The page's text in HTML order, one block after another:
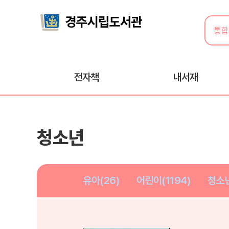
전자책 내서재
청소년
유아(26) 어린이(1194) 청